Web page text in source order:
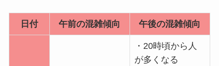
日付 午前の混雑傾向 午後の混雑傾向
・20時頃から人
が多くなる